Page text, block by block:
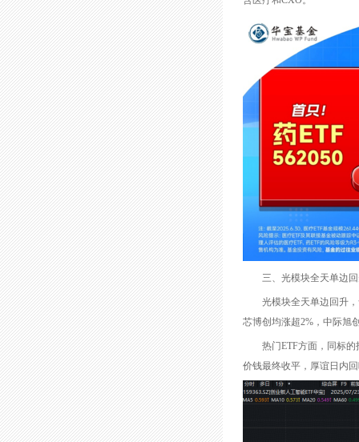
三、光模块全天单边回
光模块全天单边回升，
芯博创均涨超2%，中际旭
热门ETF方面，同标的指
价钱最终收平，厚谊日内